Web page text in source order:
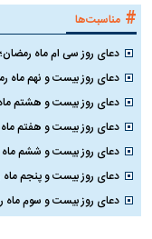
# مناسبت‌ها
دعای روز سی ام ماه رمضان؛ ۲۹ اسفند ۱۴۰۴
دعای روز بیست و نهم ماه رمضان؛ ۲۸
دعای روز بیست و هشتم ماه رمضان؛
دعای روز بیست و هفتم ماه رمضان؛
دعای روز بیست و ششم ماه رمضان؛
دعای روز بیست و پنجم ماه رمضان؛ ۲۴
دعای روز بیست و سوم ماه رمضان؛ ۲۲